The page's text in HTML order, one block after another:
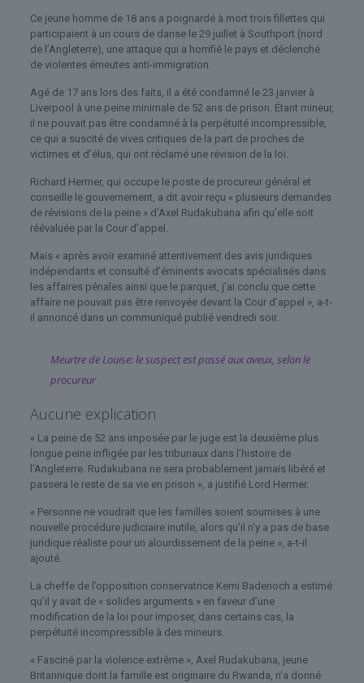
Ce jeune homme de 18 ans a poignardé à mort trois fillettes qui
participaient à un cours de danse le 29 juillet à Southport (nord
de l’Angleterre), une attaque qui a horrifié le pays et déclenché
de violentes émeutes anti-immigration.
Agé de 17 ans lors des faits, il a été condamné le 23 janvier à
Liverpool à une peine minimale de 52 ans de prison. Étant mineur,
il ne pouvait pas être condamné à la perpétuité incompressible,
ce qui a suscité de vives critiques de la part de proches de
victimes et d’élus, qui ont réclamé une révision de la loi.
Richard Hermer, qui occupe le poste de procureur général et
conseille le gouvernement, a dit avoir reçu « plusieurs demandes
de révisions de la peine » d’Axel Rudakubana afin qu’elle soit
réévaluée par la Cour d’appel.
Mais « après avoir examiné attentivement des avis juridiques
indépendants et consulté d’éminents avocats spécialisés dans
les affaires pénales ainsi que le parquet, j’ai conclu que cette
affaire ne pouvait pas être renvoyée devant la Cour d’appel », a-t-
il annoncé dans un communiqué publié vendredi soir.
Meurtre de Louise: le suspect est passé aux aveux, selon le
procureur
Aucune explication
« La peine de 52 ans imposée par le juge est la deuxième plus
longue peine infligée par les tribunaux dans l’histoire de
l’Angleterre. Rudakubana ne sera probablement jamais libéré et
passera le reste de sa vie en prison », a justifié Lord Hermer.
« Personne ne voudrait que les familles soient soumises à une
nouvelle procédure judiciaire inutile, alors qu’il n’y a pas de base
juridique réaliste pour un alourdissement de la peine », a-t-il
ajouté.
La cheffe de l’opposition conservatrice Kemi Badenoch a estimé
qu’il y avait de « solides arguments » en faveur d’une
modification de la loi pour imposer, dans certains cas, la
perpétuité incompressible à des mineurs.
« Fasciné par la violence extrême », Axel Rudakubana, jeune
Britannique dont la famille est originaire du Rwanda, n’a donné